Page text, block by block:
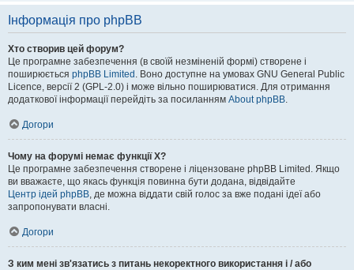
Інформація про phpBB
Хто створив цей форум?
Це програмне забезпечення (в своїй незміненій формі) створене і
поширюється phpBB Limited . Воно доступне на умовах GNU General Public
Licence, версії 2 (GPL-2.0) і може вільно поширюватися. Для отримання
додаткової інформації перейдіть за посиланням About phpBB.
Догори
Чому на форумі немає функції X?
Це програмне забезпечення створене і ліцензоване phpBB Limited. Якщо
ви вважаєте, що якась функція повинна бути додана, відвідайте
Центр ідей phpBB, де можна віддати свій голос за вже подані ідеї або
запропонувати власні.
Догори
З ким мені зв'язатись з питань некоректного використання і / або